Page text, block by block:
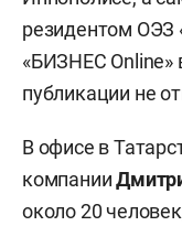
резидентом ОЭЗ
«БИЗНЕС Online»
публикации не
В офисе в
компании
около 20